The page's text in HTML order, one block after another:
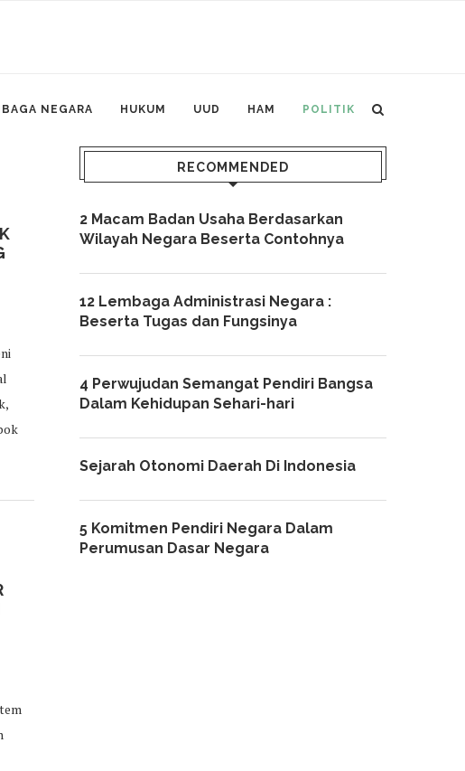
NEGARA HUKUM UUD HAM POLITIK
RECOMMENDED
2 Macam Badan Usaha Berdasarkan
Wilayah Negara Beserta Contohnya
12 Lembaga Administrasi Negara :
Beserta Tugas dan Fungsinya
4 Perwujudan Semangat Pendiri Bangsa
Dalam Kehidupan Sehari-hari
Sejarah Otonomi Daerah Di Indonesia
5 Komitmen Pendiri Negara Dalam
Perumusan Dasar Negara